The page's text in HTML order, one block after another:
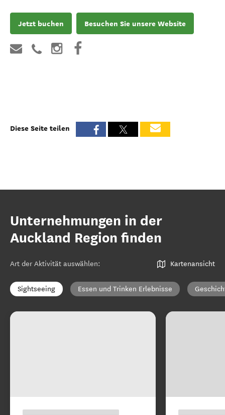
Jetzt buchen Besuchen Sie unsere Website
Diese Seite teilen
Unternehmungen in der
Auckland Region finden
Art der Aktivität auswählen: Kartenansicht
Sightseeing Essen und Trinken Erlebnisse